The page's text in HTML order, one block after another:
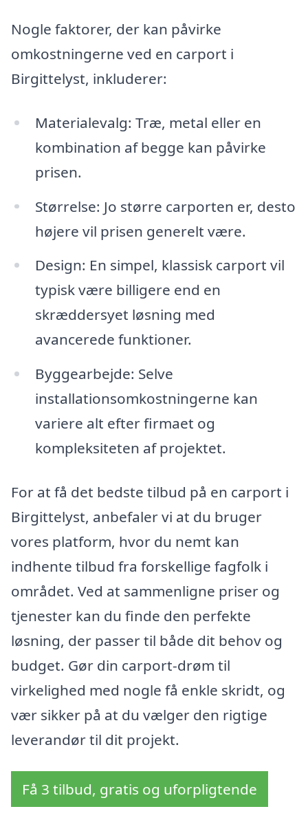
Nogle faktorer, der kan påvirke
omkostningerne ved en carport i
Birgittelyst, inkluderer:
Materialevalg: Træ, metal eller en
kombination af begge kan påvirke
prisen.
Størrelse: Jo større carporten er, desto
højere vil prisen generelt være.
Design: En simpel, klassisk carport vil
typisk være billigere end en
skræddersyet løsning med
avancerede funktioner.
Byggearbejde: Selve
installationsomkostningerne kan
variere alt efter firmaet og
kompleksiteten af projektet.
For at få det bedste tilbud på en carport i
Birgittelyst, anbefaler vi at du bruger
vores platform, hvor du nemt kan
indhente tilbud fra forskellige fagfolk i
området. Ved at sammenligne priser og
tjenester kan du finde den perfekte
løsning, der passer til både dit behov og
budget. Gør din carport-drøm til
virkelighed med nogle få enkle skridt, og
vær sikker på at du vælger den rigtige
leverandør til dit projekt.
Få 3 tilbud, gratis og uforpligtende